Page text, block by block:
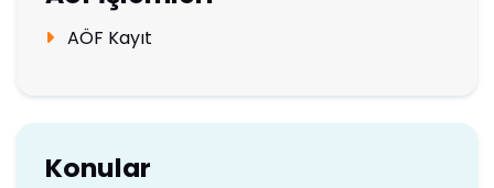
AÖF Kayıt
Konular